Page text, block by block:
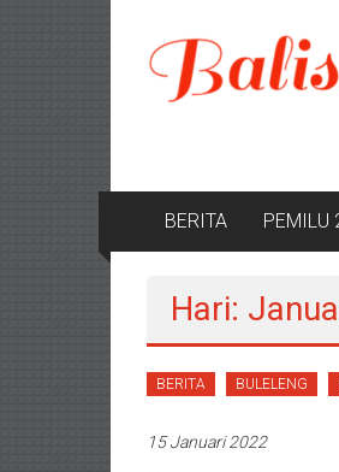
konten
BERITA PEMILU
Hari:
BERITA BULELENG
15 Januari 2022